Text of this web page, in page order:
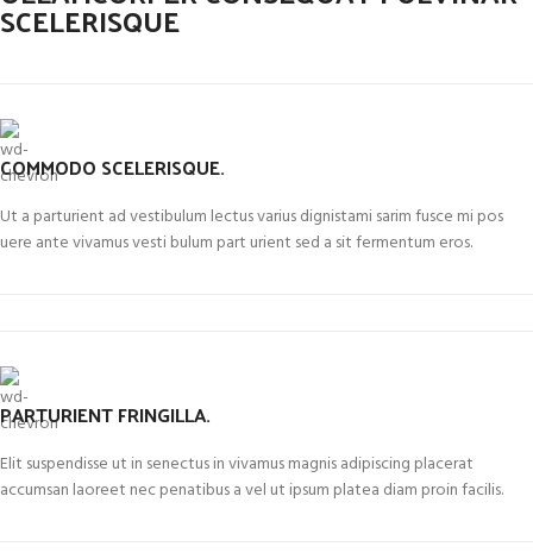
SCELERISQUE
COMMODO SCELERISQUE.
Ut a parturient ad vestibulum lectus varius dignistami sarim fusce mi pos
uere ante vivamus vesti bulum part urient sed a sit fermentum eros.
PARTURIENT FRINGILLA.
Elit suspendisse ut in senectus in vivamus magnis adipiscing placerat
accumsan laoreet nec penatibus a vel ut ipsum platea diam proin facilis.